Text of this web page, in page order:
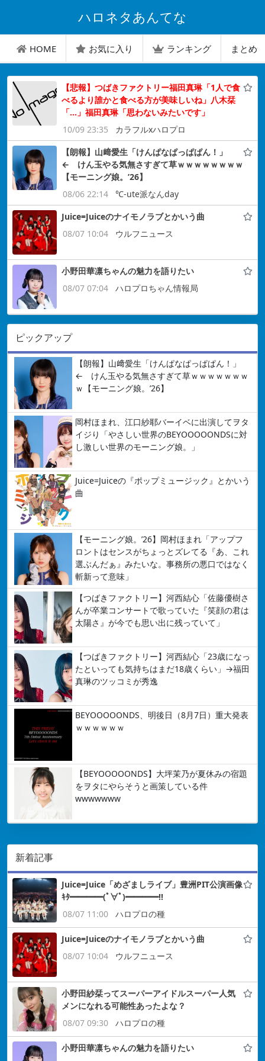
ハロネタあんてな
HOME お気に入り ランキング まとめ
【悲報】つばきファクトリー福田真琳「1人で食
べるより誰かと食べる方が美味しいね」八木栞
「…」福田真琳「思わないみたいです」
10/09 23:35
カラフルxハロプロ
【朗報】山﨑愛生「けんぱなぱっぱぱん！」
← けん玉やる気無さすぎて草ｗｗｗｗｗｗｗｗ
【モーニング娘。’26】
08/06 22:14
℃-ute派なんday
Juice=Juiceのナイモノラブとかいう曲
08/07 10:04
ウルフニュース
小野田華凛ちゃんの魅力を語りたい
08/07 07:04
ハロプロちゃん情報局
ピックアップ
【朗報】山﨑愛生「けんぱなぱっぱぱん！」
← けん玉やる気無さすぎて草ｗｗｗｗｗｗｗ
ｗ【モーニング娘。’26】
岡村ほまれ、江口紗耶バーイベに出演してヲタ
イジり「やさしい世界のBEYOOOOONDSに対
し激しい世界のモーニング娘。」
Juice=Juiceの『ポップミュージック』とかいう
曲
【モーニング娘。’26】岡村ほまれ「アップフ
ロントはセンスがちょっとズレてる『あ、これ
選ぶんだぁ』みたいな。事務所の悪口ではなく
斬新って意味」
【つばきファクトリー】河西結心「佐藤優樹さ
んが卒業コンサートで歌っていた『笑顔の君は
太陽さ』が今でも思い出に残っていて」
【つばきファクトリー】河西結心「23歳になっ
たといっても気持ちはまだ18歳くらい」→福田
真琳のツッコミが秀逸
BEYOOOOONDS、明後日（8月7日）重大発表
ｗｗｗｗｗｗ
【BEYOOOOONDS】大坪茉乃が夏休みの宿題
をヲタにやらそうと画策している件
wwwwwww
新着記事
Juice=Juice「めざましライブ」豊洲PIT公演画像
ｷﾀ━━━━(ﾟ∀ﾟ)━━━━!!
08/07 11:00
ハロプロの種
Juice=Juiceのナイモノラブとかいう曲
08/07 10:04
ウルフニュース
小野田紗栞ってスーパーアイドルスーパー人気
メンになれる可能性あったよな？
08/07 09:30
ハロプロの種
小野田華凛ちゃんの魅力を語りたい